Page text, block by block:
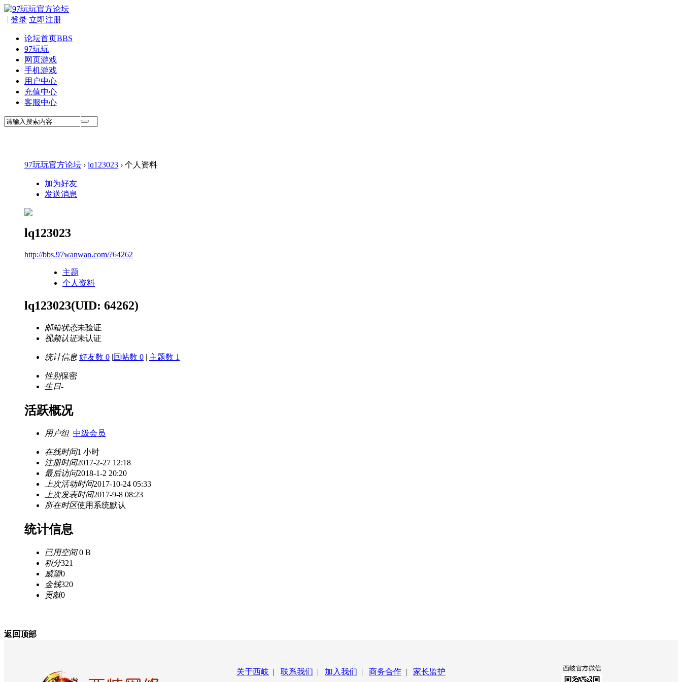
登录
| 立即注册
论坛首页BBS
97玩玩
网页游戏
手机游戏
用户中心
充值中心
客服中心
97玩玩官方论坛 › lq123023 › 个人资料
加为好友
发送消息
lq123023
http://bbs.97wanwan.com/?64262
主题
个人资料
lq123023(UID: 64262)
邮箱状态未验证
视频认证未认证
统计信息 好友数 0 |回帖数 0 | 主题数 1
性别保密
生日-
活跃概况
用户组 中级会员
在线时间1 小时
注册时间2017-2-27 12:18
最后访问2018-1-2 20:20
上次活动时间2017-10-24 05:33
上次发表时间2017-9-8 08:23
所在时区使用系统默认
统计信息
已用空间0 B
积分321
威望0
金钱320
贡献0
返回顶部
关于西岐 | 联系我们 | 加入我们 | 商务合作 | 家长监护